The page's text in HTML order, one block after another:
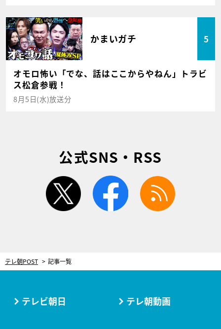
かまいガチ 5
オモロ怖い「でな、話はここからやねん」トラビ
ス松倉参戦！
8月5日(水)放送分
公式SNS・RSS
twitter facebook
テレ朝POST 記事一覧
テレビ朝日 テレ朝動画